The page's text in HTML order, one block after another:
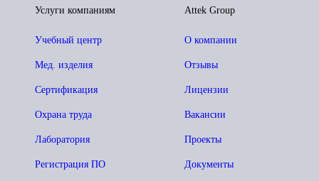
Attek Group
О компании
Отзывы
Лицензии
Вакансии
Проекты
Документы
Услуги компаниям
Учебный центр
Мед. изделия
Сертификация
Охрана труда
Лаборатория
Регистрация ПО